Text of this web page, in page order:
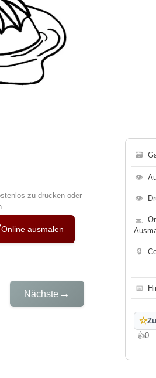
zu drucken oder
Online ausmalen
Nächste →
🗃
👁
👁
💻
🔒
📅
☆
👍0